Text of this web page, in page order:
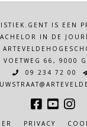
IS EEN
IN DE
VOETWEG 66, 9000
09 234 72 00
PRIVACY